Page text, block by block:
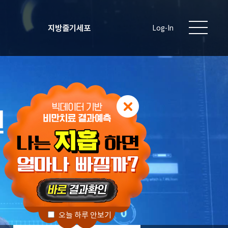
지방줄기세포 Log-In
오늘 하루 안보기